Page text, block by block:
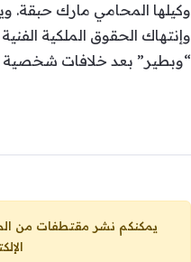
وكيلها المحامي مارك حبقة.
وإنتهاك الحقوق الملكية
“وبطير” بعد خلافات شخصية
يمكنكم نشر مقتطفات من المقال الحاضر، ما حده الاقصى